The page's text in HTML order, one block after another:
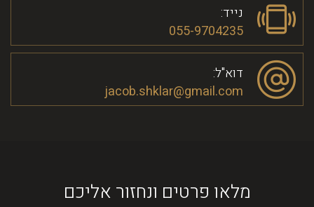
נייד:
055-9704235
דוא"ל:
jacob.shklar@gmail.com
מלאו פרטים ונחזור אליכם